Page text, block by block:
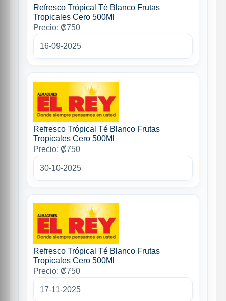
Refresco Trópical Té Blanco Frutas
Tropicales Cero 500Ml
Precio: ₡750
16-09-2025
Refresco Trópical Té Blanco Frutas
Tropicales Cero 500Ml
Precio: ₡750
30-10-2025
Refresco Trópical Té Blanco Frutas
Tropicales Cero 500Ml
Precio: ₡750
17-11-2025